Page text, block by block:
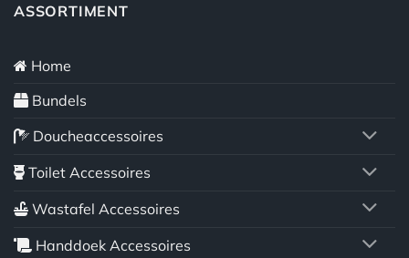
ASSORTIMENT
Home
Bundels
Doucheaccessoires
Toilet Accessoires
Wastafel Accessoires
Handdoek Accessoires